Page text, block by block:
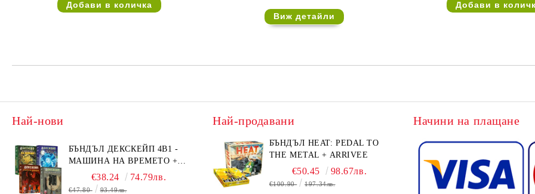
Виж детайли
Най-нови
БЪНДЪЛ ДЕКСКЕЙП 4В1 -
МАШИНА НА ВРЕМЕТО +
БЯГСТВО ОТ АЛКАТРАЗ +
ТАЙНИТЕ НА ЕЛ ДОРАДО +
€38.24 74.79лв.
€47.80 93.49лв.
Най-продавани
БЪНДЪЛ HEAT: PEDAL TO
THE METAL + ARRIVEE
€50.45 98.67лв.
€100.90 197.34лв.
Начини на плащане